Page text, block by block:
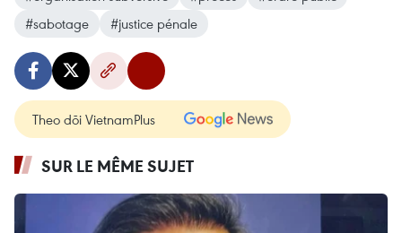
#sabotage
#justice pénale
Theo dõi VietnamPlus
SUR LE MÊME SUJET